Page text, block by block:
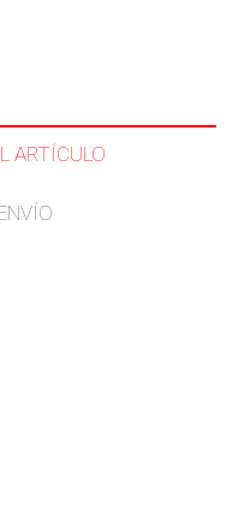
ARTÍCULO